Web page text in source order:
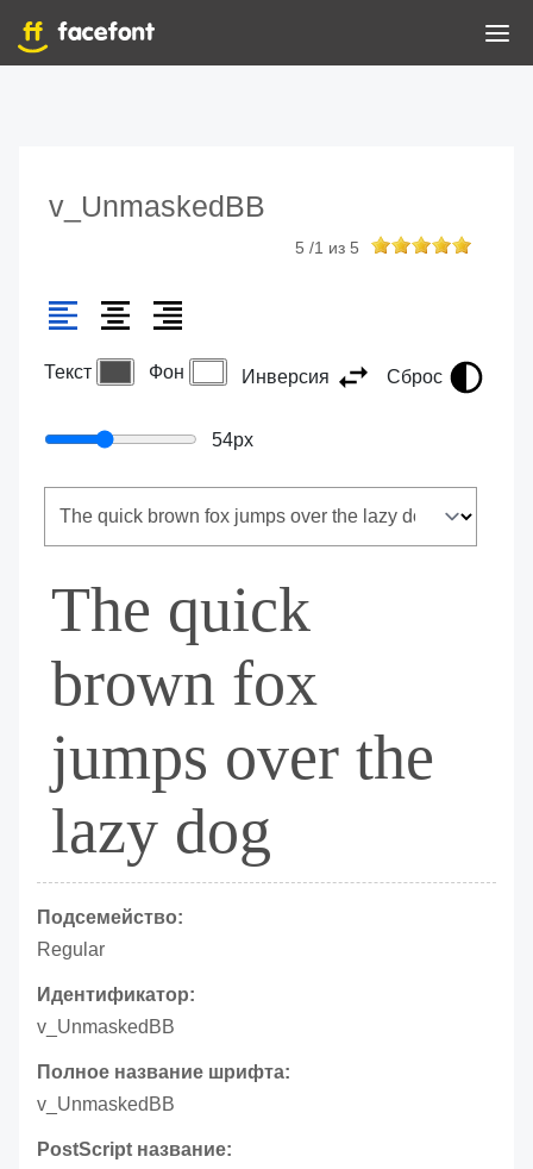
v_UnmaskedBB
5 /1 из 5
Текст Фон Инверсия Сброс
54px
The quick
brown fox
jumps over the
lazy dog
Подсемейство:
Regular
Идентификатор:
v_UnmaskedBB
Полное название шрифта:
v_UnmaskedBB
PostScript название: